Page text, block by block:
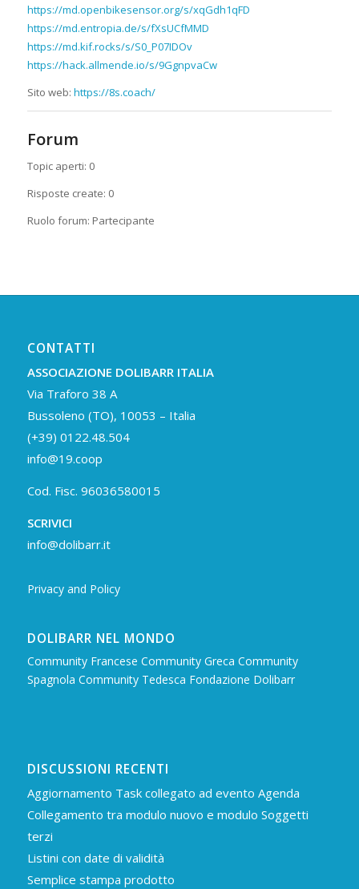
https://md.openbikesensor.org/s/xqGdh1qFD
https://md.entropia.de/s/fXsUCfMMD
https://md.kif.rocks/s/S0_P07IDOv
https://hack.allmende.io/s/9GgnpvaCw
Sito web: https://8s.coach/
Forum
Topic aperti: 0
Risposte create: 0
Ruolo forum: Partecipante
CONTATTI
ASSOCIAZIONE DOLIBARR ITALIA
Via Traforo 38 A
Bussoleno (TO), 10053 – Italia
(+39) 0122.48.504
info@19.coop
Cod. Fisc. 96036580015
SCRIVICI
info@dolibarr.it
Privacy and Policy
DOLIBARR NEL MONDO
Community Francese Community Greca Community
Spagnola Community Tedesca Fondazione Dolibarr
DISCUSSIONI RECENTI
Aggiornamento Task collegato ad evento Agenda
Collegamento tra modulo nuovo e modulo Soggetti
terzi
Listini con date di validità
Semplice stampa prodotto